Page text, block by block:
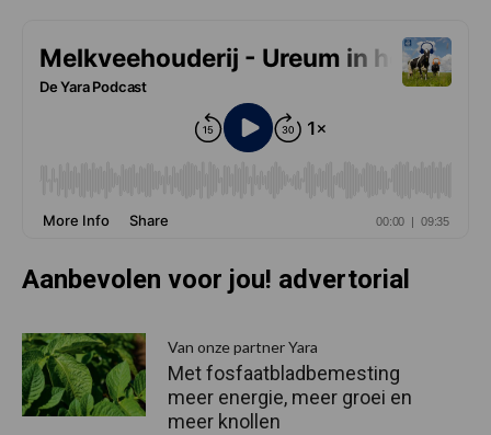
Aanbevolen voor jou! advertorial
Van onze partner Yara
Met fosfaatbladbemesting
meer energie, meer groei en
meer knollen